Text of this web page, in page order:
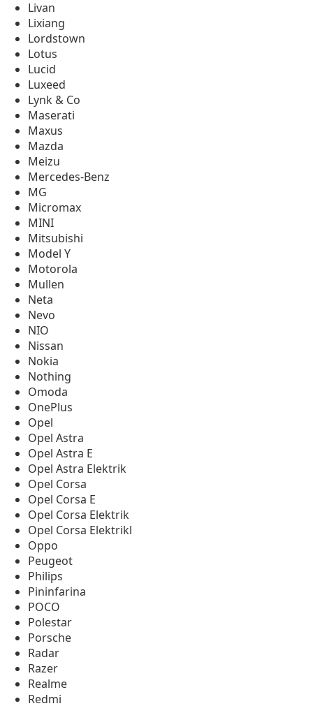
Livan
Lixiang
Lordstown
Lotus
Lucid
Luxeed
Lynk & Co
Maserati
Maxus
Mazda
Meizu
Mercedes-Benz
MG
Micromax
MINI
Mitsubishi
Model Y
Motorola
Mullen
Neta
Nevo
NIO
Nissan
Nokia
Nothing
Omoda
OnePlus
Opel
Opel Astra
Opel Astra E
Opel Astra Elektrik
Opel Corsa
Opel Corsa E
Opel Corsa Elektrik
Opel Corsa Elektrikl
Oppo
Peugeot
Philips
Pininfarina
POCO
Polestar
Porsche
Radar
Razer
Realme
Redmi